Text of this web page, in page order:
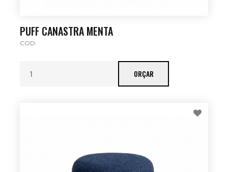
PUFF CANASTRA MENTA
COD:
ORÇAR